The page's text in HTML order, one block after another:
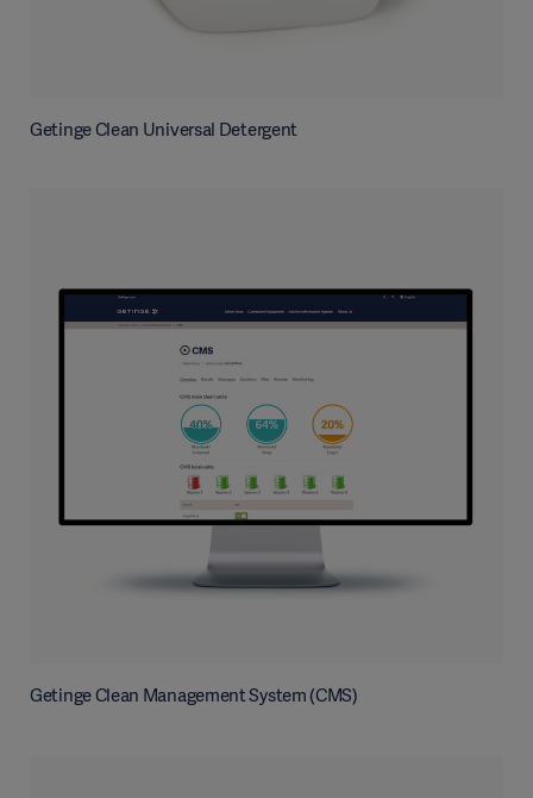
Getinge Clean Universal Detergent
Getinge Clean Management System (CMS)